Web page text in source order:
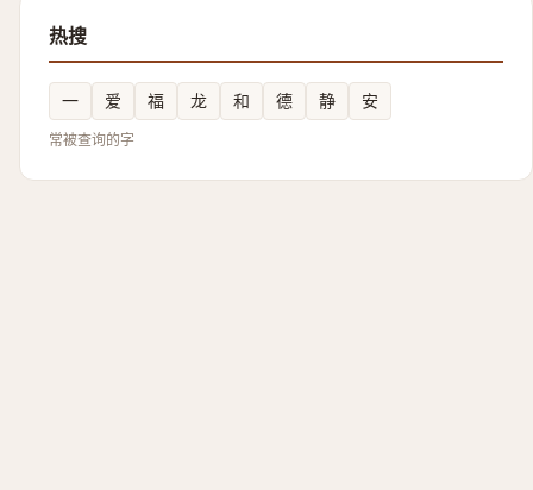
热搜
一 爱 福 龙 和 德 静 安
常被查询的字